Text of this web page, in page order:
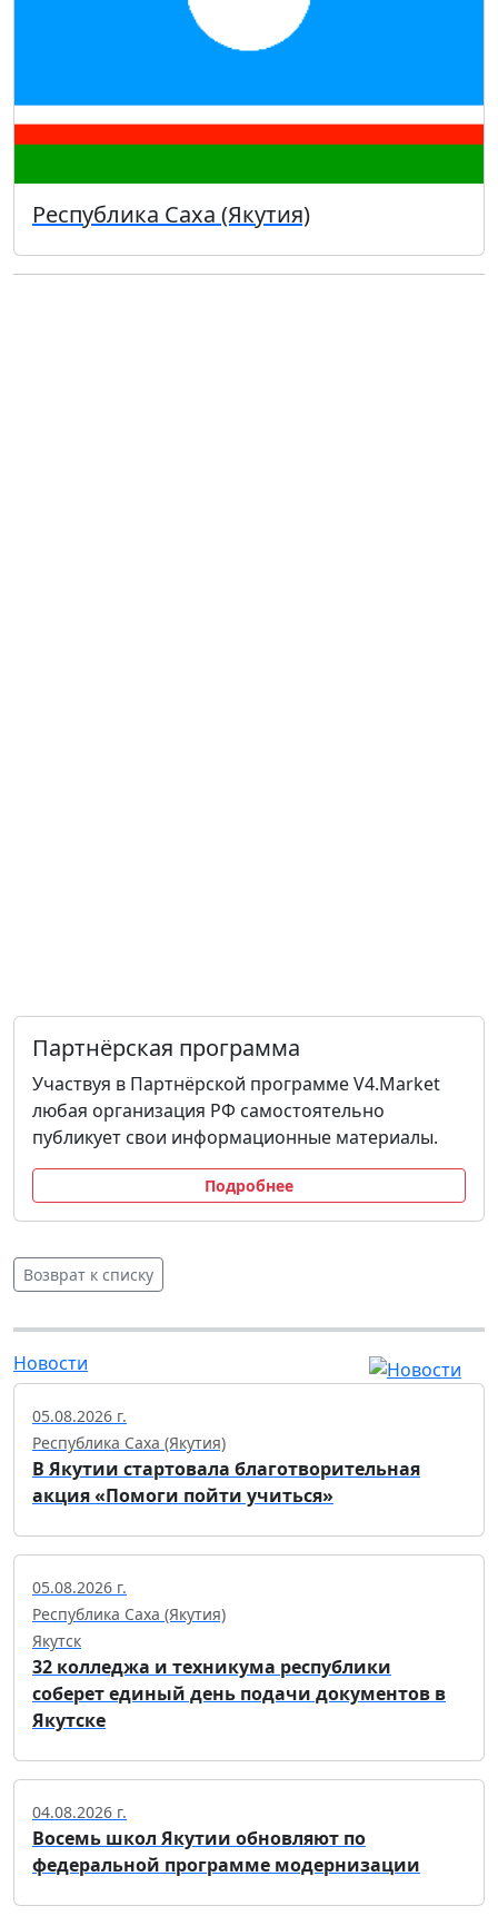
Республика Саха (Якутия)
Партнёрская программа
Участвуя в Партнёрской программе V4.Market
любая организация РФ самостоятельно
публикует свои информационные материалы.
Подробнее
Возврат к списку
Новости
05.08.2026 г.
Республика Саха (Якутия)
В Якутии стартовала благотворительная
акция «Помоги пойти учиться»
05.08.2026 г.
Республика Саха (Якутия)
Якутск
32 колледжа и техникума республики
соберет единый день подачи документов в
Якутске
04.08.2026 г.
Восемь школ Якутии обновляют по
федеральной программе модернизации